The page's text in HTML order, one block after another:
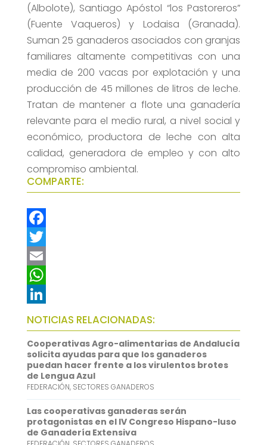
(Albolote), Santiago Apóstol “los Pastoreros”
(Fuente Vaqueros) y Lodaisa (Granada).
Suman 25 ganaderos asociados con granjas
familiares altamente competitivas con una
media de 200 vacas por explotación y una
producción de 45 millones de litros de leche.
Tratan de mantener a flote una ganadería
relevante para el medio rural, a nivel social y
económico, productora de leche con alta
calidad, generadora de empleo y con alto
compromiso ambiental.
COMPARTE:
F
a
c
e
b
o
o
k
T
w
t
t
e
r
E
m
a
i
l
W
h
a
t
s
A
p
p
L
i
n
k
e
d
I
NOTICIAS RELACIONADAS:
Cooperativas Agro-alimentarias de Andalucía
solicita ayudas para que los ganaderos
puedan hacer frente a los virulentos brotes
de Lengua Azul
FEDERACIÓN, SECTORES GANADEROS
Las cooperativas ganaderas serán
protagonistas en el IV Congreso Hispano-luso
de Ganadería Extensiva